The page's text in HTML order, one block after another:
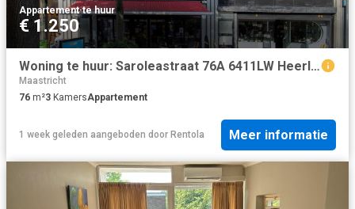
Appartement·te huur
€ 1.250
Woning te huur: Saroleastraat 76A 6411LW Heerlen
Maastricht
76 m²3 KamersAppartement
1 week geleden aangeboden door Rentola Meer informatie